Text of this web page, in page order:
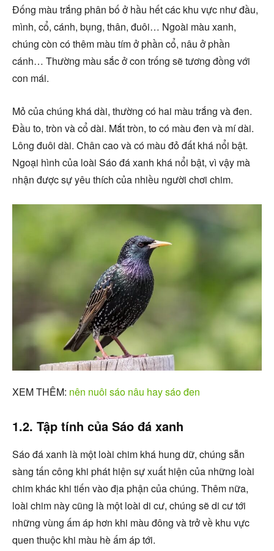
Đống màu trắng phân bố ở hầu hết các khu vực như đầu,
mình, cổ, cánh, bụng, thân, đuôi… Ngoài màu xanh,
chúng còn có thêm màu tím ở phần cổ, nâu ở phần
cánh… Thường màu sắc ở con trống sẽ tương đồng với
con mái.
Mỏ của chúng khá dài, thường có hai màu trắng và đen.
Đầu to, tròn và cổ dài. Mắt tròn, to có màu đen và mí dài.
Lông đuôi dài. Chân cao và có màu đỏ đất khá nổi bật.
Ngoại hình của loài Sáo đá xanh khá nổi bật, vì vậy mà
nhận được sự yêu thích của nhiều người chơi chim.
XEM THÊM: nên nuôi sáo nâu hay sáo đen
1.2. Tập tính của Sáo đá xanh
Sáo đá xanh là một loài chim khá hung dữ, chúng sẵn
sàng tấn công khi phát hiện sự xuất hiện của những loài
chim khác khi tiến vào địa phận của chúng. Thêm nữa,
loài chim này cũng là một loài di cư, chúng sẽ di cư tới
những vùng ấm áp hơn khi màu đông và trở về khu vực
quen thuộc khi màu hè ấm áp tới.